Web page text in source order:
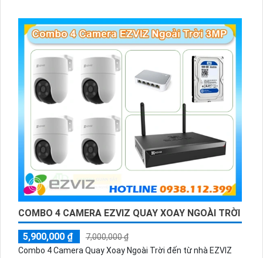
trời.
COMBO 4 CAMERA EZVIZ QUAY XOAY NGOÀI TRỜI
5,900,000 ₫
7,000,000 ₫
Combo 4 Camera Quay Xoay Ngoài Trời đến từ nhà EZVIZ